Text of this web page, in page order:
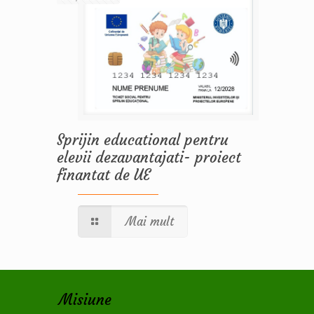
Sprijin educational pentru
elevii dezavantajati- proiect
finantat de UE
Mai mult
Misiune